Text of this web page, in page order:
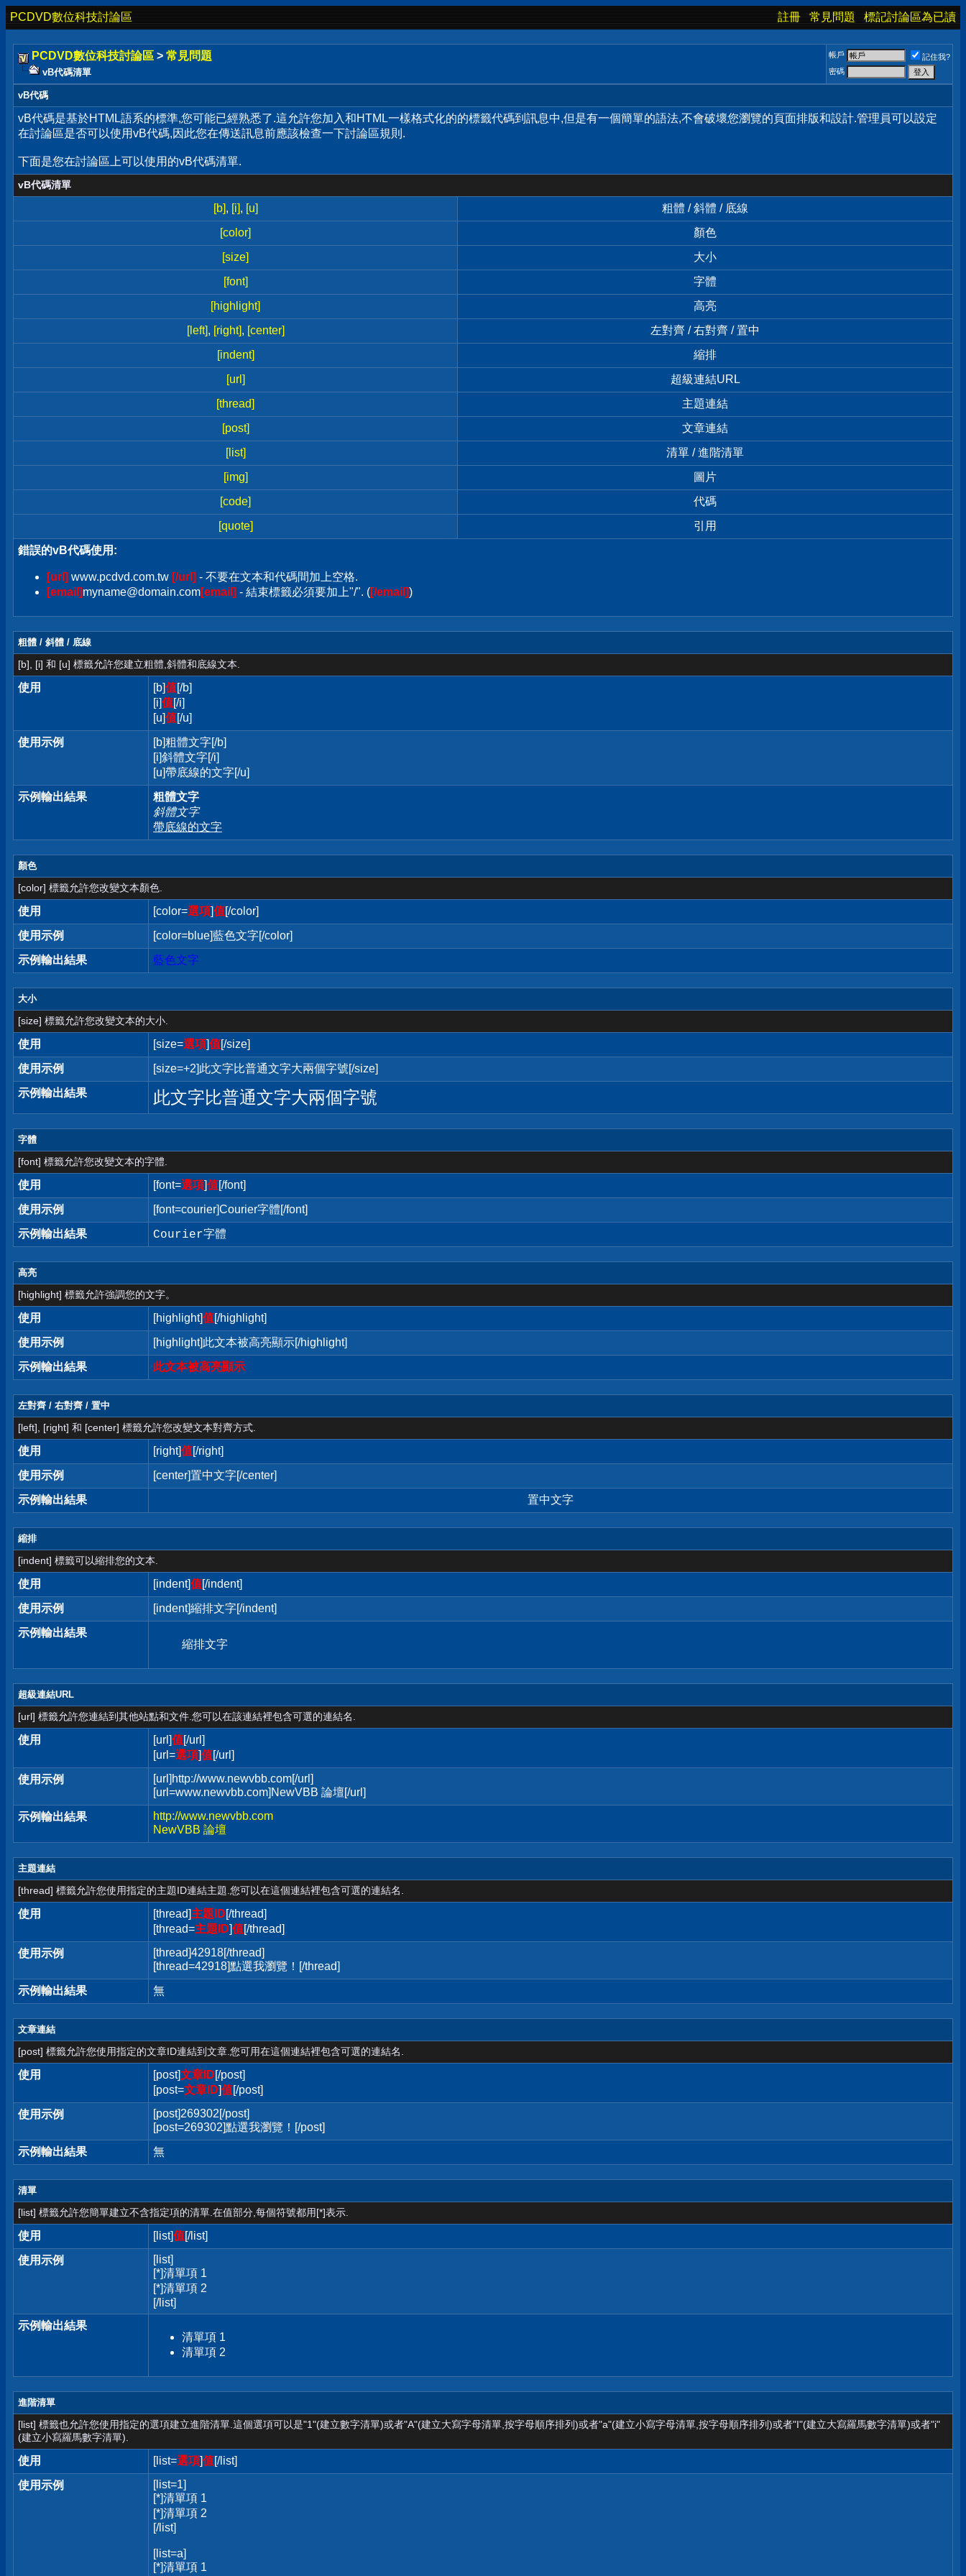
PCDVD數位科技討論區 註冊 常見問題 標記討論區為已讀
PCDVD數位科技討論區 > 常見問題
vB代碼清單
帳戶
記住我?
密碼
vB代碼
vB代碼是基於HTML語系的標準,您可能已經熟悉了.這允許您加入和HTML一樣格式化的的標籤代碼到訊息中,但是有一個簡單的語法,不會破壞您瀏覽的頁面排版和設計.管理員可以設定
在討論區是否可以使用vB代碼,因此您在傳送訊息前應該檢查一下討論區規則.
下面是您在討論區上可以使用的vB代碼清單.
vB代碼清單
[b], [i], [u]
粗體 / 斜體 / 底線
[color]
顏色
[size]
大小
[font]
字體
[highlight]
高亮
[left], [right], [center]
左對齊 / 右對齊 / 置中
[indent]
縮排
[url]
超級連結URL
[thread]
主題連結
[post]
文章連結
[list]
清單 / 進階清單
[img]
圖片
[code]
代碼
[quote]
引用
錯誤的vB代碼使用:
[url] www.pcdvd.com.tw [/url] - 不要在文本和代碼間加上空格.
[email]myname@domain.com[email] - 結束標籤必須要加上"/". ([/email])
粗體 / 斜體 / 底線
[b], [i] 和 [u] 標籤允許您建立粗體,斜體和底線文本.
使用 [b]值[/b]
[i]值[/i]
[u]值[/u]
使用示例
[b]粗體文字[/b]
[i]斜體文字[/i]
[u]帶底線的文字[/u]
示例輸出結果
粗體文字
斜體文字
帶底線的文字
顏色
[color] 標籤允許您改變文本顏色.
使用 [color=選項]值[/color]
使用示例
[color=blue]藍色文字[/color]
示例輸出結果
藍色文字
大小
[size] 標籤允許您改變文本的大小.
使用 [size=選項]值[/size]
使用示例
[size=+2]此文字比普通文字大兩個字號[/size]
示例輸出結果
此文字比普通文字大兩個字號
字體
[font] 標籤允許您改變文本的字體.
使用 [font=選項]值[/font]
使用示例
[font=courier]Courier字體[/font]
示例輸出結果
Courier字體
高亮
[highlight] 標籤允許強調您的文字。
使用 [highlight]值[/highlight]
使用示例
[highlight]此文本被高亮顯示[/highlight]
示例輸出結果
此文本被高亮顯示
左對齊 / 右對齊 / 置中
[left], [right] 和 [center] 標籤允許您改變文本對齊方式.
使用 [right]值[/right]
使用示例
[center]置中文字[/center]
示例輸出結果
置中文字
縮排
[indent] 標籤可以縮排您的文本.
使用 [indent]值[/indent]
使用示例
[indent]縮排文字[/indent]
示例輸出結果
縮排文字
超級連結URL
[url] 標籤允許您連結到其他站點和文件.您可以在該連結裡包含可選的連結名.
使用 [url]值[/url]
[url=選項]值[/url]
使用示例
[url]http://www.newvbb.com[/url]
[url=www.newvbb.com]NewVBB 論壇[/url]
示例輸出結果
http://www.newvbb.com
NewVBB 論壇
主題連結
[thread] 標籤允許您使用指定的主題ID連結主題.您可以在這個連結裡包含可選的連結名.
使用 [thread]主題ID[/thread]
[thread=主題ID]值[/thread]
使用示例
[thread]42918[/thread]
[thread=42918]點選我瀏覽！[/thread]
示例輸出結果
無
文章連結
[post] 標籤允許您使用指定的文章ID連結到文章.您可用在這個連結裡包含可選的連結名.
使用 [post]文章ID[/post]
[post=文章ID]值[/post]
使用示例
[post]269302[/post]
[post=269302]點選我瀏覽！[/post]
示例輸出結果
無
清單
[list] 標籤允許您簡單建立不含指定項的清單.在值部分,每個符號都用[*]表示.
使用 [list]值[/list]
使用示例
[list]
[*]清單項 1
[*]清單項 2
[/list]
示例輸出結果
清單項 1
清單項 2
進階清單
[list] 標籤也允許您使用指定的選項建立進階清單.這個選項可以是"1"(建立數字清單)或者"A"(建立大寫字母清單,按字母順序排列)或者"a"(建立小寫字母清單,按字母順序排列)或者"I"(建立大寫羅馬數字清單)或者"i"
(建立小寫羅馬數字清單).
使用 [list=選項]值[/list]
使用示例
[list=1]
[*]清單項 1
[*]清單項 2
[/list]
[list=a]
[*]清單項 1